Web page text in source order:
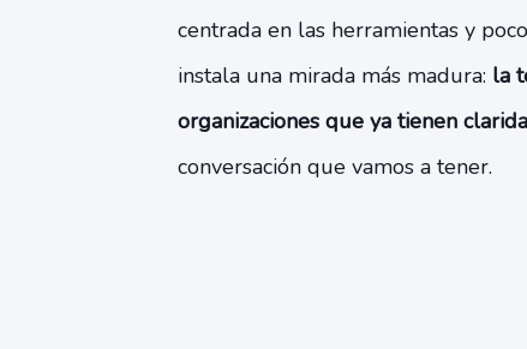
centrada en las herramientas y
instala una mirada más madura: la
organizaciones que ya tienen
conversación que vamos a tener.